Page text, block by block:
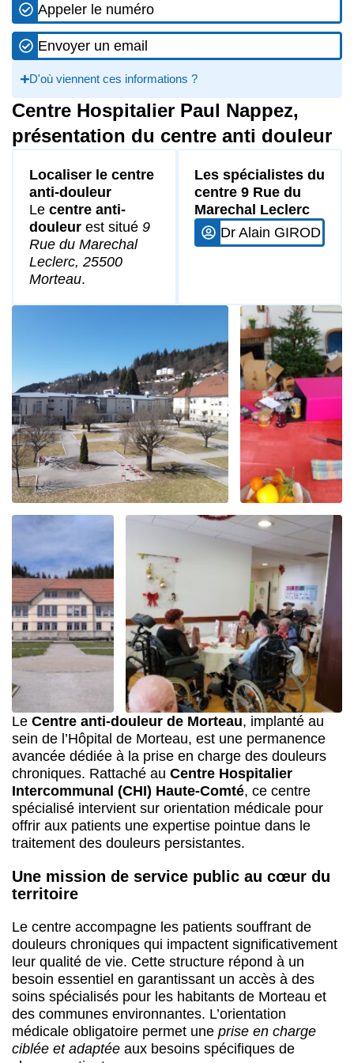
Centre Hospitalier Paul Nappez,
présentation du centre anti douleur
Localiser le centre
anti-douleur
Le centre anti-
douleur est situé 9
Rue du Marechal
Leclerc, 25500
Morteau.
Les spécialistes du
centre 9 Rue du
Marechal Leclerc
Dr Alain GIROD
Le Centre anti-douleur de Morteau, implanté au
sein de l’Hôpital de Morteau, est une permanence
avancée dédiée à la prise en charge des douleurs
chroniques. Rattaché au Centre Hospitalier
Intercommunal (CHI) Haute-Comté, ce centre
spécialisé intervient sur orientation médicale pour
offrir aux patients une expertise pointue dans le
traitement des douleurs persistantes.
Une mission de service public au cœur du
territoire
Le centre accompagne les patients souffrant de
douleurs chroniques qui impactent significativement
leur qualité de vie. Cette structure répond à un
besoin essentiel en garantissant un accès à des
soins spécialisés pour les habitants de Morteau et
des communes environnantes. L’orientation
médicale obligatoire permet une prise en charge
ciblée et adaptée aux besoins spécifiques de
Appeler le numéro
Envoyer un email
D'où viennent ces informations ?